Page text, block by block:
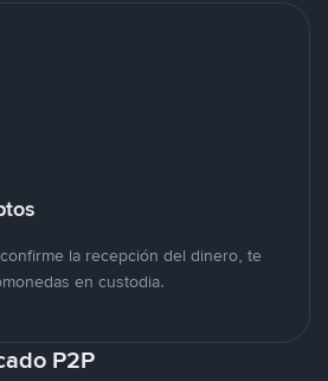
la recepción del dinero, te
en custodia.
P2P